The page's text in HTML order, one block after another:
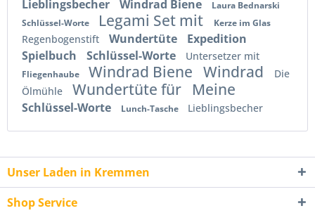
Lieblingsbecher Windrad Biene
Laura Bednarski
Schlüssel-Worte
Legami Set mit Kerze im Glas
Regenbogenstift Wundertüte
Expedition
Spielbuch
Schlüssel-Worte Untersetzer mit
Fliegenhaube Windrad Biene Windrad
Die
Ölmühle
Wundertüte für Meine
Schlüssel-Worte Lunch-Tasche Lieblingsbecher
Unser Laden in Kremmen
Shop Service